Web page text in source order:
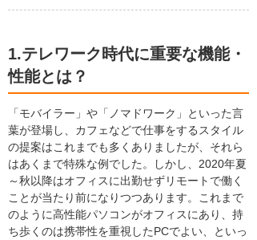
1.テレワーク時代に重要な機能・
性能とは？
「モバイラー」や「ノマドワーク」といった言
葉が登場し、カフェなどで仕事をするスタイル
の提案はこれまでも多くありましたが、それら
はあくまで特殊な例でした。しかし、2020年夏
～秋以降はオフィスに出勤せずリモートで働く
ことが当たり前になりつつあります。これまで
のように高性能パソコンがオフィスにあり、持
ち歩くのは携帯性を重視したPCでよい、といっ